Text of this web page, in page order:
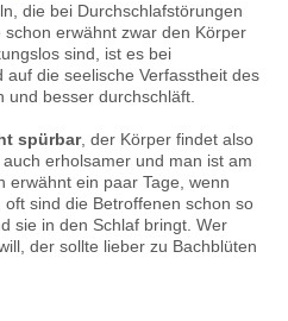
die bei Durchschlafstörungen
erwähnt zwar den Körper
sind, ist es bei
die seelische Verfasstheit des
besser durchschläft.
spürbar, der Körper findet also
erholsamer und man ist am
erwähnt ein paar Tage, wenn
sind die Betroffenen schon so
sie in den Schlaf bringt. Wer
der sollte lieber zu Bachblüten